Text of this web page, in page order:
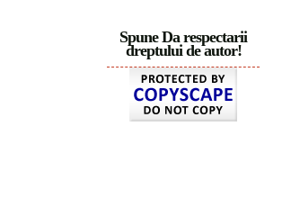
Spune Da respectarii
dreptului de autor!